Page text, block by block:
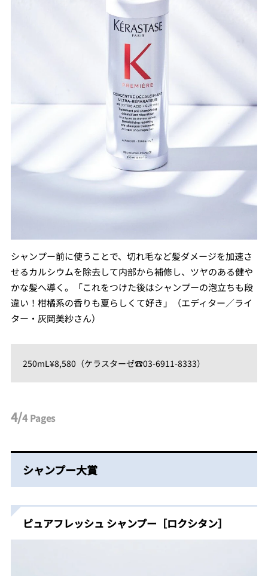
シャンプー前に使うことで、切れ毛など髪ダメージを加速さ
せるカルシウムを除去して内部から補修し、ツヤのある健や
かな髪へ導く。「これをつけた後はシャンプーの泡立ちも段
違い！柑橘系の香りも夏らしくて好き」（エディター／ライ
ター・灰岡美紗さん）
250mL¥8,580（ケラスターゼ☎︎03-6911-8333）
4/4Pages
シャンプー大賞
ピュアフレッシュ シャンプー［ロクシタン］